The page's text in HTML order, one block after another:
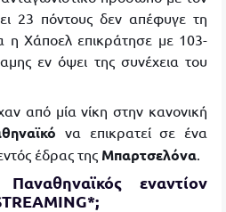
23 πόντους δεν απέφυγε τη
η Χάποελ επικράτησε με 103-
εν όψει της συνέχεια του
από μία νίκη στην κανονική
να επικρατεί σε ένα
έδρας της Μπαρτσελόνα.
εναντίον